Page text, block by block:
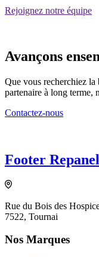
Rejoignez notre équipe
Avançons
Que vous recherchiez
partenaire à long terme,
Contactez-nous
Footer
Rue du Bois des
7522, Tournai
Nos Marques